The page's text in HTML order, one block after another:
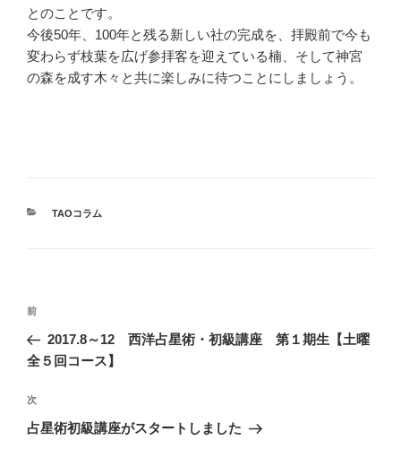
とのことです。
今後50年、100年と残る新しい社の完成を、拝殿前で今も
変わらず枝葉を広げ参拝客を迎えている楠、そして神宮
の森を成す木々と共に楽しみに待つことにしましょう。
カ
TAOコラム
投
ナ
ゲ
ー
過
去
の
稿
前
2017.8～12 西洋占星術・初級講座 第１期生【土曜
全５回コース】
次
の
次
占星術初級講座がスタートしました